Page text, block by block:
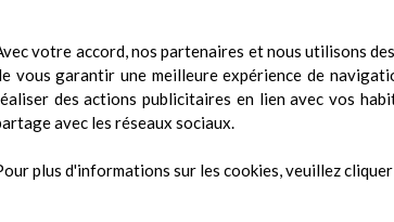
votre accord, nos partenaires et nous utilisons
vous garantir une meilleure expérience de
des actions publicitaires en lien avec vos
avec les réseaux sociaux.
plus d'informations sur les cookies, veuillez cliquer
la même catégorie :